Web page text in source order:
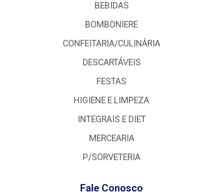
BEBIDAS
BOMBONIERE
CONFEITARIA/CULINÁRIA
DESCARTÁVEIS
FESTAS
HIGIENE E LIMPEZA
INTEGRAIS E DIET
MERCEARIA
P/SORVETERIA
Fale Conosco